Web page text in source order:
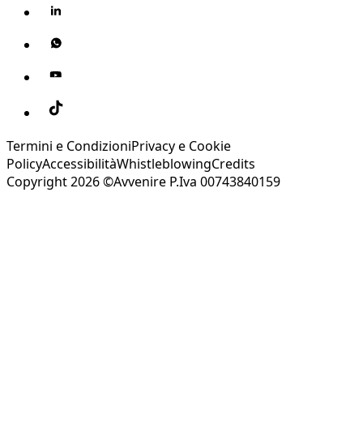
Termini e CondizioniPrivacy e Cookie
PolicyAccessibilitàWhistleblowingCredits
Copyright 2026 ©Avvenire P.Iva 00743840159